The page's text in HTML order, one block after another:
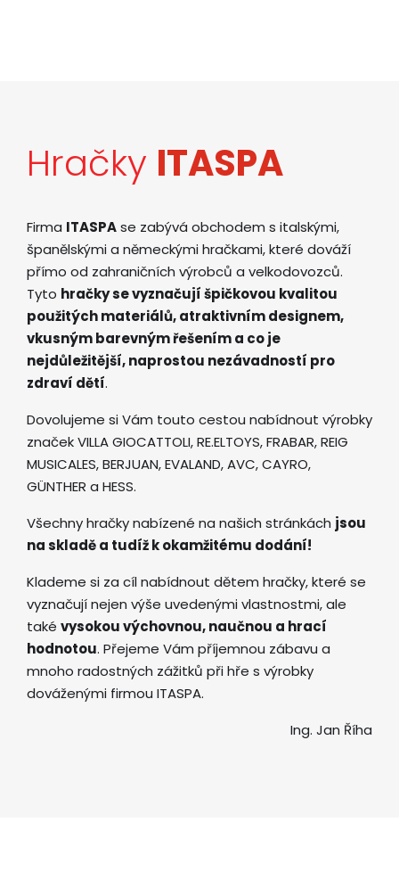
Hračky ITASPA
Firma ITASPAse zabývá obchodem s italskými,
španělskými a německými hračkami, které dováží
přímo od zahraničních výrobců a velkodovozců.
Tyto hračky se vyznačují špičkovou kvalitou
použitých materiálů, atraktivním designem,
vkusným barevným řešením a co je
nejdůležitější, naprostou nezávadností pro
zdraví dětí.
Dovolujeme si Vám touto cestou nabídnout výrobky
značek VILLA GIOCATTOLI, RE.ELTOYS, FRABAR, REIG
MUSICALES, BERJUAN, EVALAND, AVC, CAYRO,
GÜNTHER a HESS.
Všechny hračky nabízené na našich stránkách jsou
na skladě a tudíž k okamžitému dodání!
Klademe si za cíl nabídnout dětem hračky, které se
vyznačují nejen výše uvedenými vlastnostmi, ale
také vysokou výchovnou, naučnou a hrací
hodnotou. Přejeme Vám příjemnou zábavu a
mnoho radostných zážitků při hře s výrobky
dováženými firmou ITASPA.
Ing. Jan Říha